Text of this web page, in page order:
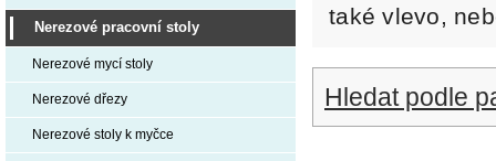
také vlevo,
Hledat podle
Nerezové pracovní stoly
Nerezové mycí stoly
Nerezové dřezy
Nerezové stoly k myčce